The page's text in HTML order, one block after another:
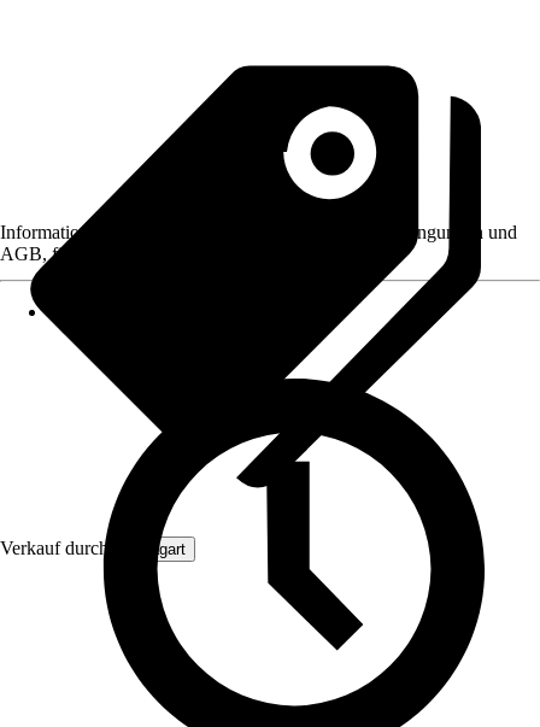
Verkauf durch: Aquagart
Informationen des Verkäufers, wie z. B. Rückgabebedingungen und
AGB, finden Sie bei Klick auf den Verkäufernamen.